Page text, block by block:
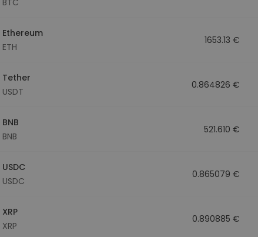
Finde deine Krypto-Strategie
Ethereum
ETH
1653.13 €
Tether
USDT
0.864826 €
BNB
BNB
521.610 €
USDC
USDC
0.865079 €
XRP
XRP
0.890885 €